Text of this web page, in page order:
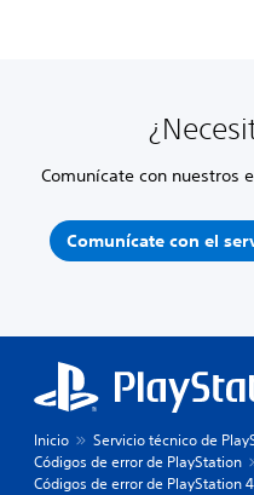
Comunícate con nuestros
Comunícate con el
Inicio
Servicio técnico de
Códigos de error de PlayStation
Códigos de error de PlayStation 4